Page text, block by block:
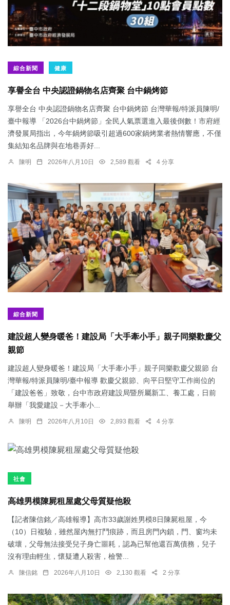
綜合新聞 健康
享譽全台 中央認證鍋物名店齊聚 台中鍋烤節
享譽全台 中央認證鍋物名店齊聚 台中鍋烤節 台灣華報/特派員陳明/
臺中報導 「2026台中鍋烤節」全民人氣票選進入最後倒數！市府經
濟發展局指出，今年鍋烤節吸引超過600家鍋烤業者熱情響應，不僅
集結知名品牌與在地巷弄好...
陳明 2026年八月10日 2,589 觀看 4 分享
綜合新聞
建設超人變身暖爸！建設局「大手牽小手」親子同樂歡慶父
親節
建設超人變身暖爸！建設局「大手牽小手」親子同樂歡慶父親節 台
灣華報/特派員陳明/臺中報導 歡慶父親節、向平日堅守工作崗位的
「建設爸爸」致敬，台中市政府建設局暨所屬新工、養工處，日前
舉辦「我愛建設－大手牽小...
陳明 2026年八月10日 2,893 觀看 4 分享
社會
高雄男模陳屍租屋處父母質疑他殺
【記者陳信銘／高雄報導】高市33歲謝姓男模8日陳屍租屋，今
（10）日複驗，雖然屋內無打鬥痕跡，而且房門內鎖，門、窗均未
破壞，父母無法接受兒子身亡噩耗，認為已幫他還百萬債務，兒子
沒有理由輕生，懷疑遭人殺害，檢警...
陳信銘 2026年八月10日 2,130 觀看 2 分享